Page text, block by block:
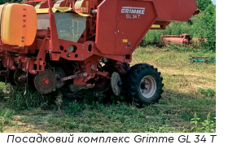
Посадковий комплекс Grimme GL 34 T